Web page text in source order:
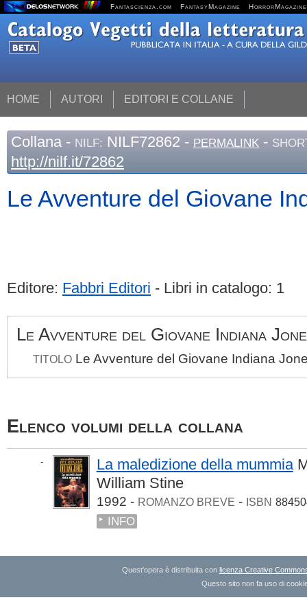
Fantascienza.com FantasyMagazine HorrorMagazine
HOME AUTORI EDITORI E COLLANE
Collana - NILF: NILF72862 - PERMALINK -
http://nilf.it/72862
Le Avventure del Giovane
Editore: Fabbri Editori - Libri in catalogo: 1
Le Avventure del Giovane Indiana
TITOLO Le Avventure del Giovane Indiana
Elenco volumi della collana
- La maledizione della mummia
William Stine
1992 - ROMANZO BREVE - ISBN
INFO
Quest'opera è distribuita con licenza Creative
Questo sito non fa uso di